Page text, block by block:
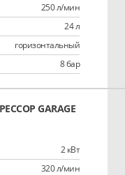
250 л/мин
24 л
горизонтальный
8 бар
GARAGE
2 кВт
320 л/мин